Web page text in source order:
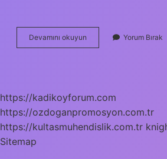
Devamını okuyun Türklerde
Kölelik
Yorum Bırak
https://kadikoyforum.com
https://ozdoganpromosyon.com.tr
https://kultasmuhendislik.com.tr
Sitemap